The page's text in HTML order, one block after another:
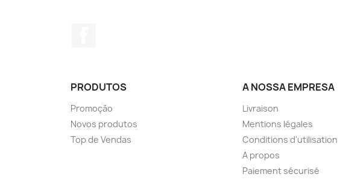
PRODUTOS
Promoção
Novos produtos
Top de Vendas
A NOSSA EMPRESA
Livraison
Mentions légales
Conditions d'utilisation
A propos
Paiement sécurisé